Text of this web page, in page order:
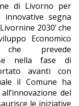
di Livorno per
segna
2030’ che
Economico
prevede
nella fase di
avanti con
il Comune ha
del
le iniziative